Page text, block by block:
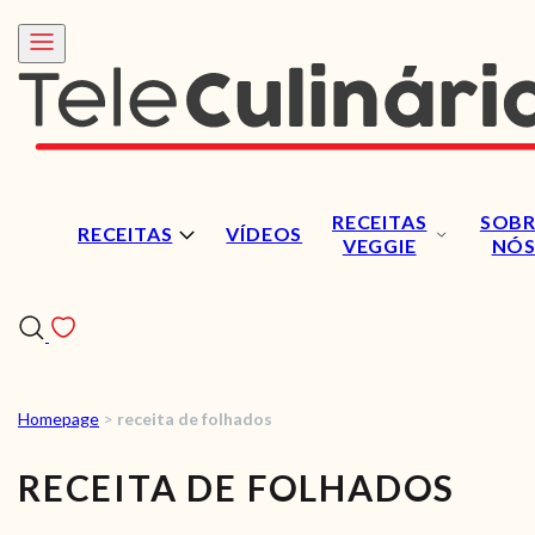
RECEITAS VÍDEOS
RECEITAS
VEGGIE
NÓS
RECEITAS
VÍDEOS
Homepage > receita de folhados
RECEITA DE FOLHADOS